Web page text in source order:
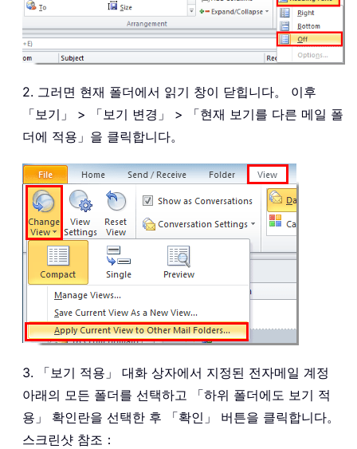
2. 그러면 현재 폴더에서 읽기 창이 닫힙니다。 이후
「보기」 > 「보기 변경」 > 「현재 보기를 다른 메일 폴
더에 적용」을 클릭합니다。
3. 「보기 적용」 대화 상자에서 지정된 전자메일 계정
아래의 모든 폴더를 선택하고 「하위 폴더에도 보기 적
용」 확인란을 선택한 후 「확인」 버튼을 클릭합니다。
스크린샷 참조：